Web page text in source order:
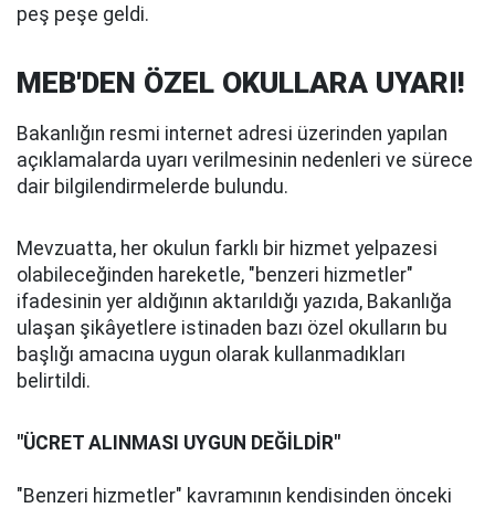
peş peşe geldi.
MEB'DEN ÖZEL OKULLARA UYARI!
Bakanlığın resmi internet adresi üzerinden yapılan
açıklamalarda uyarı verilmesinin nedenleri ve sürece
dair bilgilendirmelerde bulundu.
Mevzuatta, her okulun farklı bir hizmet yelpazesi
olabileceğinden hareketle, "benzeri hizmetler"
ifadesinin yer aldığının aktarıldığı yazıda, Bakanlığa
ulaşan şikâyetlere istinaden bazı özel okulların bu
başlığı amacına uygun olarak kullanmadıkları
belirtildi.
"ÜCRET ALINMASI UYGUN DEĞİLDİR"
"Benzeri hizmetler" kavramının kendisinden önceki